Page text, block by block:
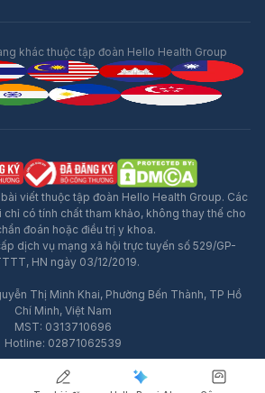
Quảng Cáo
khác thuộc tập đoàn Hello Health Group
viết thuộc tập đoàn Hello Health Group. Các
có tính chất tham khảo, không thay thế cho
đoán hoặc điều trị y khoa.
dịch vụ mạng xã hội trực tuyến số 529/GP-
HN ngày 03/12/2019.
Thị Minh Khai, Phường Bến Thành, TP Hồ
Chí Minh, Việt Nam
MST: 0313710696
Hotline: 02871062539